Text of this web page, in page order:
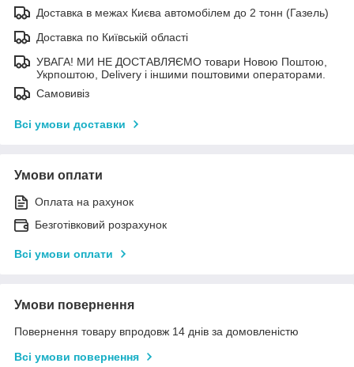
Доставка в межах Києва автомобілем до 2 тонн (Газель)
Доставка по Київській області
УВАГА! МИ НЕ ДОСТАВЛЯЄМО товари Новою Поштою,
Укрпоштою, Delivery і іншими поштовими операторами.
Самовивіз
Всі умови доставки
Умови оплати
Оплата на рахунок
Безготівковий розрахунок
Всі умови оплати
Умови повернення
Повернення товару впродовж 14 днів за домовленістю
Всі умови повернення